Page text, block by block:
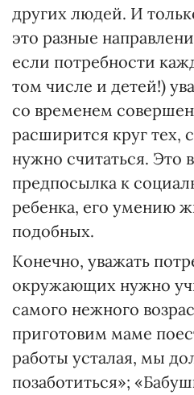
других людей. И
это разные
если потребности
том числе и детей!)
со временем
расширится круг тех,
нужно считаться. Это
предпосылка к
ребенка, его умению
подобных.
Конечно, уважать
окружающих нужно
самого нежного
приготовим маме
работы усталая, мы
позаботиться»;